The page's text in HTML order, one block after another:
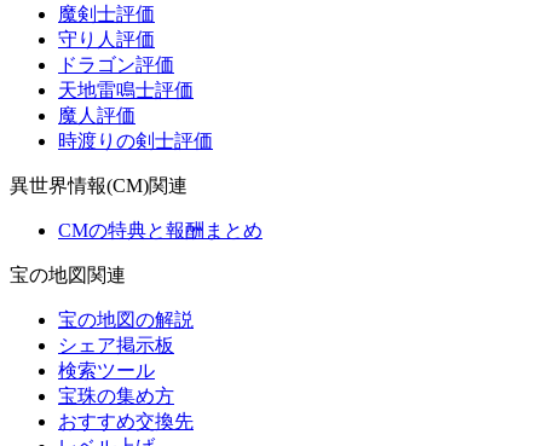
魔剣士評価
守り人評価
ドラゴン評価
天地雷鳴士評価
魔人評価
時渡りの剣士評価
異世界情報(CM)関連
CMの特典と報酬まとめ
宝の地図関連
宝の地図の解説
シェア掲示板
検索ツール
宝珠の集め方
おすすめ交換先